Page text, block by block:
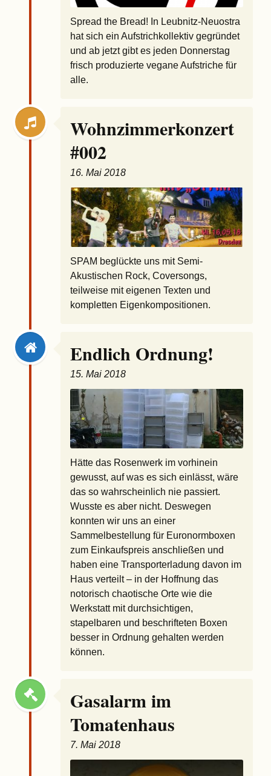
Spread the Bread! In Leubnitz-Neuostra
hat sich ein Aufstrichkollektiv gegründet
und ab jetzt gibt es jeden Donnerstag
frisch produzierte vegane Aufstriche für
alle.
Wohnzimmerkonzert
#002
16. Mai 2018
SPAM beglückte uns mit Semi-
Akustischen Rock, Coversongs,
teilweise mit eigenen Texten und
kompletten Eigenkompositionen.
Endlich Ordnung!
15. Mai 2018
Hätte das Rosenwerk im vorhinein
gewusst, auf was es sich einlässt, wäre
das so wahrscheinlich nie passiert.
Wusste es aber nicht. Deswegen
konnten wir uns an einer
Sammelbestellung für Euronormboxen
zum Einkaufspreis anschließen und
haben eine Transporterladung davon im
Haus verteilt – in der Hoffnung das
notorisch chaotische Orte wie die
Werkstatt mit durchsichtigen,
stapelbaren und beschrifteten Boxen
besser in Ordnung gehalten werden
können.
Gasalarm im
Tomatenhaus
7. Mai 2018